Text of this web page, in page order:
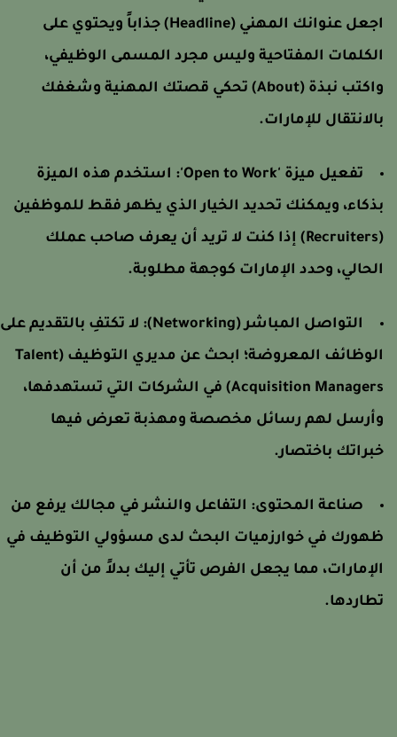
اجعل عنوانك المهني (Headline) جذاباً ويحتوي على
المفتاحية وليس مجرد المسمى الوظيفي،
واكتب نبذة (About) تحكي قصتك المهنية وشغفك
للإمارات.
تفعيل ميزة 'Open to Work': استخدم هذه الميزة
ويمكنك تحديد الخيار الذي يظهر فقط للموظفين
(Recruiters) إذا كنت لا تريد أن يعرف صاحب عملك
وحدد الإمارات كوجهة مطلوبة.
التواصل المباشر (Networking): لا تكتفِ بالتقديم على
الوظائف المعروضة؛ ابحث عن مديري التوظيف (Talent
Acquisition Managers) في الشركات التي تستهدفها،
لهم رسائل مخصصة ومهذبة تعرض فيها
باختصار.
صناعة المحتوى: التفاعل والنشر في مجالك يرفع من
في خوارزميات البحث لدى مسؤولي التوظيف في
مما يجعل الفرص تأتي إليك بدلاً من أن